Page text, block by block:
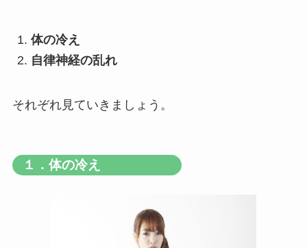
体の冷え
自律神経の乱れ
それぞれ見ていきましょう。
１．体の冷え